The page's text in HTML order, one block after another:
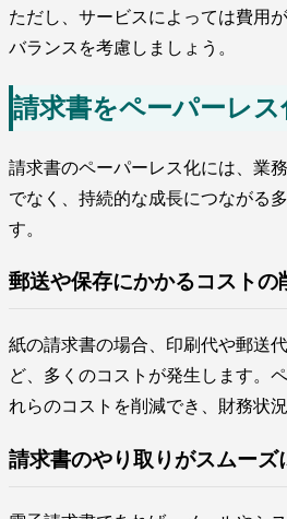
ただし、サービスによっては費用
バランスを考慮しましょう。
請求書をペーパーレ
請求書のペーパーレス化には、業
でなく、持続的な成長につながる
す。
郵送や保存にかかるコストの
紙の請求書の場合、印刷代や郵送
ど、多くのコストが発生します。
れらのコストを削減でき、財務状
請求書のやり取りがスムーズ